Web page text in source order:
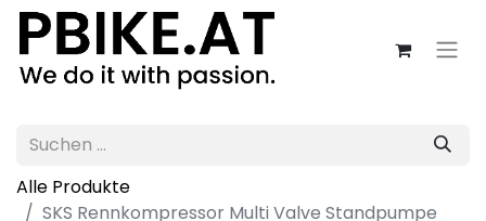
Alle Produkte
SKS Rennkompressor Multi Valve Standpumpe